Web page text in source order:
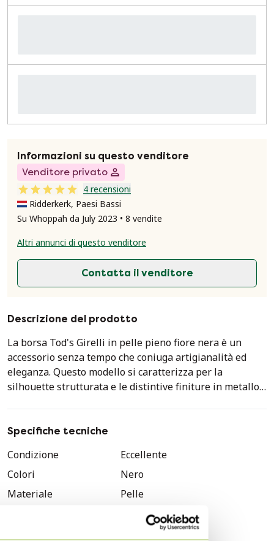
Informazioni su questo venditore
Venditore privato
4 recensioni
Ridderkerk, Paesi Bassi
Su Whoppah da July 2023 • 8 vendite
Altri annunci di questo venditore
Contatta il venditore
Descrizione del prodotto
La borsa Tod's Girelli in pelle pieno fiore nera è un
accessorio senza tempo che coniuga artigianalità ed
eleganza. Questo modello si caratterizza per la
silhouette strutturata e le distintive finiture in metallo
Realizzata in pregiata pelle nera, questa borsa offre
contrasto chiare ne accentuano le linee, mentre l'ampio
interno con fodera beige offre spazio pratico per gli
oggetti essenziali di tutti i giorni. La borsa è dotata di
Questa borsa è in condizioni eccellenti e conserva la sua
Specifiche tecniche
Condizione
Eccellente
Colori
Nero
Materiale
Pelle